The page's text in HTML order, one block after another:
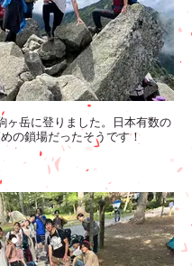
ヶ岳に登りました。日本有数の
の鎖場だったそうです！